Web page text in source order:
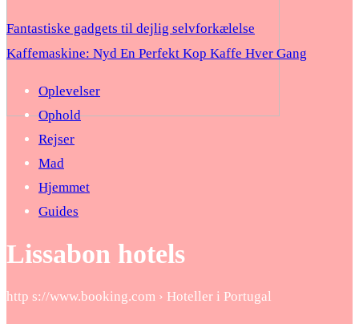
Fantastiske gadgets til dejlig selvforkælelse
Kaffemaskine: Nyd En Perfekt Kop Kaffe Hver Gang
Oplevelser
Ophold
Rejser
Mad
Hjemmet
Guides
Lissabon hotels
http s://www.booking.com › Hoteller i Portugal